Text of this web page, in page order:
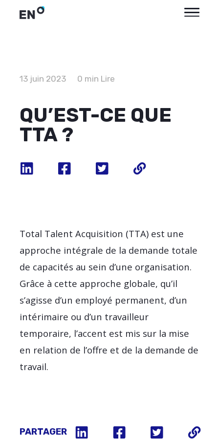
13 juin 2023 0 min Lire
QU’EST-CE QUE
TTA ?
Total Talent Acquisition (TTA) est une
approche intégrale de la demande totale
de capacités au sein d’une organisation.
Grâce à cette approche globale, qu’il
s’agisse d’un employé permanent, d’un
intérimaire ou d’un travailleur
temporaire, l’accent est mis sur la mise
en relation de l’offre et de la demande de
travail.
PARTAGER